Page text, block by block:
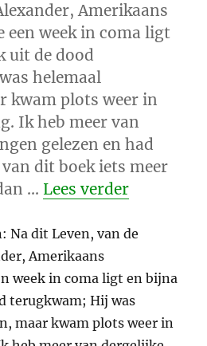
Amerikaans
week in coma ligt
uit de dood
helemaal
kwam plots weer in
Ik heb meer van
gelezen en had
dit boek iets meer
… Lees verder“Na (dit)
Na dit Leven, van de
Amerikaans
week in coma ligt en bijna
terugkwam; Hij was
maar kwam plots weer in